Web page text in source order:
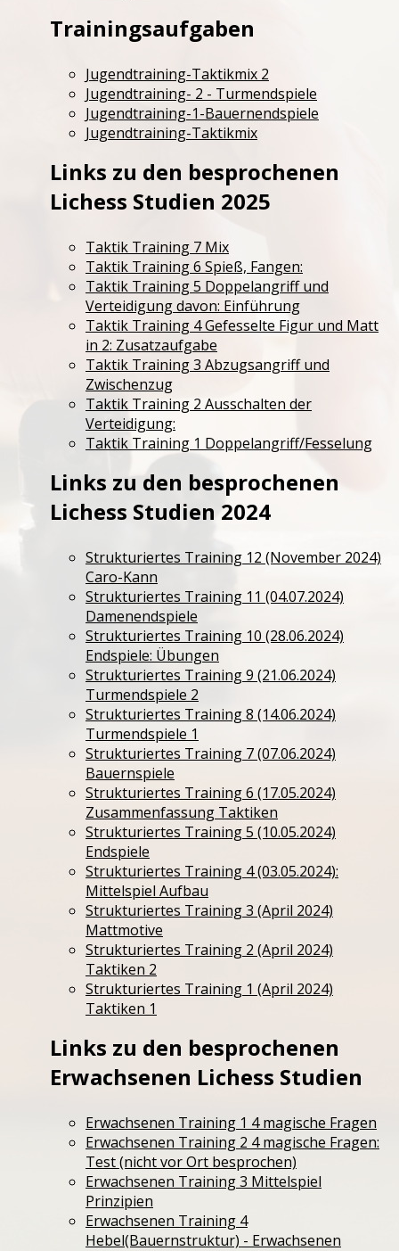
Trainingsaufgaben
Jugendtraining-Taktikmix 2
Jugendtraining- 2 - Turmendspiele
Jugendtraining-1-Bauernendspiele
Jugendtraining-Taktikmix
Links zu den besprochenen
Lichess Studien 2025
Taktik Training 7 Mix
Taktik Training 6 Spieß, Fangen:
Taktik Training 5 Doppelangriff und
Verteidigung davon: Einführung
Taktik Training 4 Gefesselte Figur und Matt
in 2: Zusatzaufgabe
Taktik Training 3 Abzugsangriff und
Zwischenzug
Taktik Training 2 Ausschalten der
Verteidigung:
Taktik Training 1 Doppelangriff/Fesselung
Links zu den besprochenen
Lichess Studien 2024
Strukturiertes Training 12 (November 2024)
Caro-Kann
Strukturiertes Training 11 (04.07.2024)
Damenendspiele
Strukturiertes Training 10 (28.06.2024)
Endspiele: Übungen
Strukturiertes Training 9 (21.06.2024)
Turmendspiele 2
Strukturiertes Training 8 (14.06.2024)
Turmendspiele 1
Strukturiertes Training 7 (07.06.2024)
Bauernspiele
Strukturiertes Training 6 (17.05.2024)
Zusammenfassung Taktiken
Strukturiertes Training 5 (10.05.2024)
Endspiele
Strukturiertes Training 4 (03.05.2024):
Mittelspiel Aufbau
Strukturiertes Training 3 (April 2024)
Mattmotive
Strukturiertes Training 2 (April 2024)
Taktiken 2
Strukturiertes Training 1 (April 2024)
Taktiken 1
Links zu den besprochenen
Erwachsenen Lichess Studien
Erwachsenen Training 1 4 magische Fragen
Erwachsenen Training 2 4 magische Fragen:
Test (nicht vor Ort besprochen)
Erwachsenen Training 3 Mittelspiel
Prinzipien
Erwachsenen Training 4
Hebel(Bauernstruktur) - Erwachsenen